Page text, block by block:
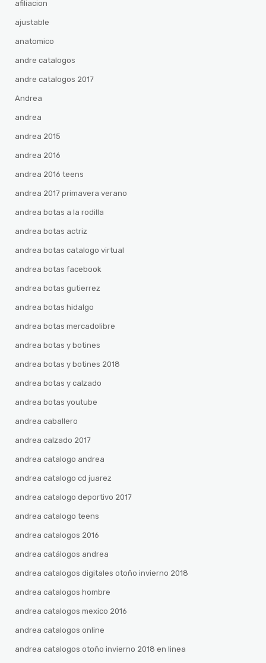
afiliacion
ajustable
anatomico
andre catalogos
andre catalogos 2017
Andrea
andrea
andrea 2015
andrea 2016
andrea 2016 teens
andrea 2017 primavera verano
andrea botas a la rodilla
andrea botas actriz
andrea botas catalogo virtual
andrea botas facebook
andrea botas gutierrez
andrea botas hidalgo
andrea botas mercadolibre
andrea botas y botines
andrea botas y botines 2018
andrea botas y calzado
andrea botas youtube
andrea caballero
andrea calzado 2017
andrea catalogo andrea
andrea catalogo cd juarez
andrea catalogo deportivo 2017
andrea catalogo teens
andrea catalogos 2016
andrea catálogos andrea
andrea catalogos digitales otoño invierno 2018
andrea catalogos hombre
andrea catalogos mexico 2016
andrea catalogos online
andrea catalogos otoño invierno 2018 en linea